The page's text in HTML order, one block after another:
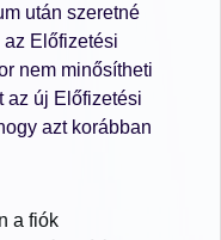
után szeretné
Előfizetési
nem minősítheti
az új Előfizetési
azt korábban
a fiók